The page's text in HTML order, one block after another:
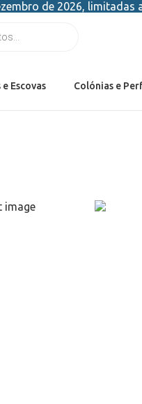
de 2026, limitadas
Escovas Colónias e